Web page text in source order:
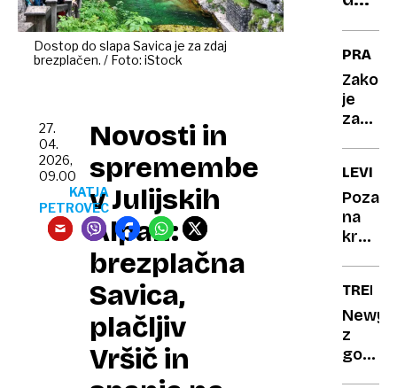
Dostop do slapa Savica je za zdaj
brezplačen. / Foto: iStock
Novosti in
spremembe
v Julijskih
Alpah:
brezplačna
Savica,
plačljiv
Vršič in
27.
04.
2026,
09.00
KATJA
PETROVEC
svoj
Zakon
je
zakon:
ulice
pred
na
kralje,
savane
TREND
z